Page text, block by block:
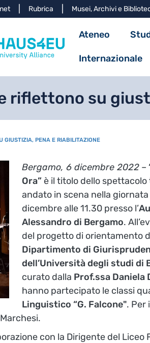
Salta al
Rubrica Musei, Archivi e
Ateneo
Internazionale
riflettono su
GIUSTIZIA, PENA E RIABILITAZIONE
Bergamo, 6 dicembre 2022 –
Ora” è il titolo dello
andato in scena nella
dicembre alle 11.30 presso l’
Alessandro di Bergamo.
del progetto di orientamento
Dipartimento di
dell’Università degli studi di
curato dalla Prof.ssa Daniela
hanno partecipato le classi
Linguistico “G. Falcone". Per
con la Dirigente del Liceo